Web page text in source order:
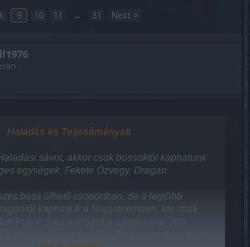
9 10 11 → 31 Next >
Haladás és Teljesítmények
sávot, akkor csak bossoktól kaphatunk
egységek, Fekete Özvegy, Dragan.
boss ölhető csoportban, de a legtöbb
kaphatjuk a Nagyteremben. Ide csak